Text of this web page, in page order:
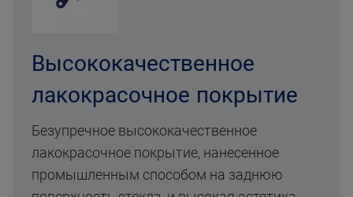
Высококачественное
лакокрасочное покрытие
Безупречное высококачественное
лакокрасочное покрытие, нанесенное
промышленным способом на заднюю